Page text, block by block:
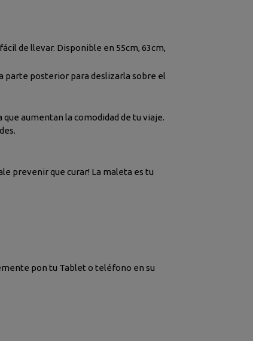
de llevar. Disponible en 55cm, 63cm,
parte posterior para deslizarla sobre el
aumentan la comodidad de tu viaje.
prevenir que curar! La maleta es tu
pon tu Tablet o teléfono en su